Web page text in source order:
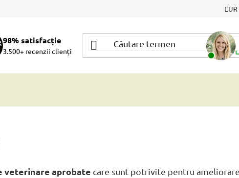
EUR
98% satisfacție
3.500+ recenzii clienți
veterinare aprobate care sunt potrivite pentru